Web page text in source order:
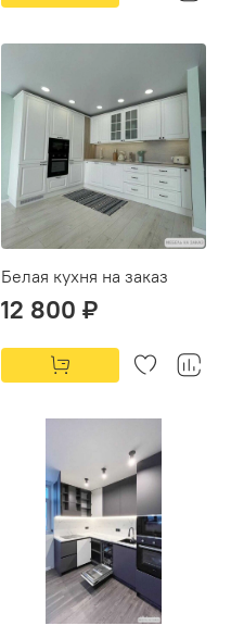
Белая кухня на заказ
12 800 ₽